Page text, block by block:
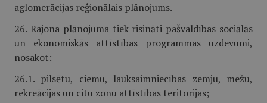
aglomerācijas reģionālais plānojums.
26. Rajona plānojuma tiek risināti pašvaldības sociālās
un ekonomiskās attīstības programmas uzdevumi,
nosakot:
26.1. pilsētu, ciemu, lauksaimniecības zemju, mežu,
rekreācijas un citu zonu attīstības teritorijas;